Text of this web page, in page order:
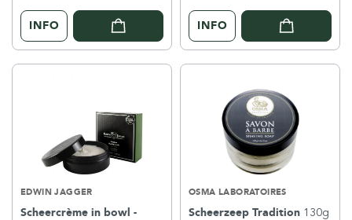
INFO INFO
EDWIN JAGGER
Scheercrème in bowl -
OSMA LABORATOIRES
Scheerzeep Tradition 130g